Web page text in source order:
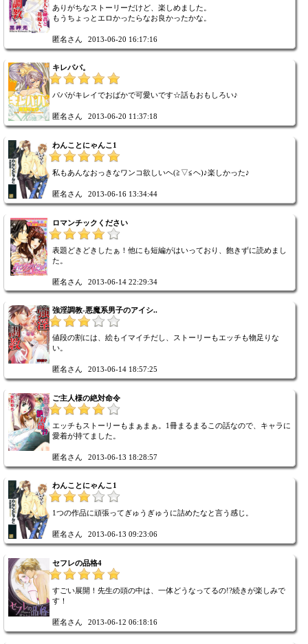
ありがちなストーリーだけど、楽しめました。
もうちょっとエロかったらなお良かったかな。
匿名さん 2013-06-20 16:17:16
キレパパ。
パパがキレイでおばかで可愛いです☆話もおもしろい♪
匿名さん 2013-06-20 11:37:18
わんことにゃんこ1
私もあんなおっきなワンコ欲しいヘ(≧▽≦ヘ)♪楽しかった♪
匿名さん 2013-06-16 13:34:44
ロマンチックください
表題どきどきしたぁ！他にも短編がはいっており、飽きずに読めまし
た。
匿名さん 2013-06-14 22:29:34
強淫調教-悪魔系男子のアイシ..
値段の割には、絵もイマイチだし、ストーリーもエッチも物足りな
い。
匿名さん 2013-06-14 18:57:25
ご主人様の絶対命令
エッチもストーリーもまぁまぁ。1冊まるまるこの話なので、キャラに
愛着が持てました。
匿名さん 2013-06-13 18:28:57
わんことにゃんこ1
1つの作品に頑張ってぎゅうぎゅうに詰めたなと言う感じ。
匿名さん 2013-06-13 09:23:06
セフレの品格4
すごい展開！先生の頭の中は、一体どうなってるの!?続きが楽しみで
す！
匿名さん 2013-06-12 06:18:16